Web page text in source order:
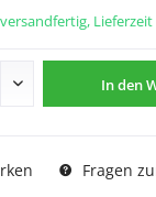
Lieferzeit
In den
Fragen